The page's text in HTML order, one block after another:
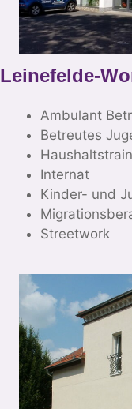
Leinefelde-
Ambulant
Betreutes
Internat
Kinder- und
Streetwork